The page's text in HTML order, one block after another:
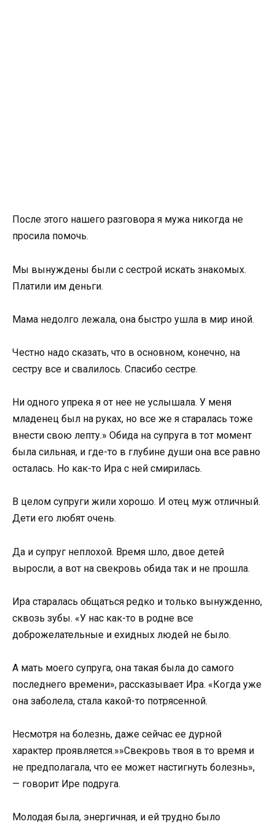
После этого нашего разговора я мужа никогда не
просила помочь.
Мы вынуждены были с сестрой искать знакомых.
Платили им деньги.
Мама недолго лежала, она быстро ушла в мир иной.
Честно надо сказать, что в основном, конечно, на
сестру все и свалилось. Спасибо сестре.
Ни одного упрека я от нее не услышала. У меня
младенец был на руках, но все же я старалась тоже
внести свою лепту.» Обида на супруга в тот момент
была сильная, и где-то в глубине души она все равно
осталась. Но как-то Ира с ней смирилась.
В целом супруги жили хорошо. И отец муж отличный.
Дети его любят очень.
Да и супруг неплохой. Время шло, двое детей
выросли, а вот на свекровь обида так и не прошла.
Ира старалась общаться редко и только вынужденно,
сквозь зубы. «У нас как-то в родне все
доброжелательные и ехидных людей не было.
А мать моего супруга, она такая была до самого
последнего времени», рассказывает Ира. «Когда уже
она заболела, стала какой-то потрясенной.
Несмотря на болезнь, даже сейчас ее дурной
характер проявляется.»»Свекровь твоя в то время и
не предполагала, что ее может настигнуть болезнь»,
— говорит Ире подруга.
Молодая была, энергичная, и ей трудно было